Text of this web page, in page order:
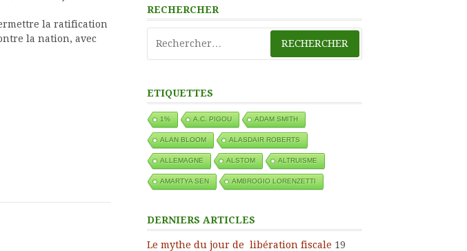
la ratification
la nation, avec
RECHERCHER
ETIQUETTES
1% A.C. PIGOU ADAM SMITH
ALAN BLOOM ALASDAIR ROBERTS
ALLEMAGNE ALSTOM ALTRUISME
AMARTYA SEN AMBROGIO LORENZETTI
DERNIERS ARTICLES
Le mythe du jour de libération fiscale 19